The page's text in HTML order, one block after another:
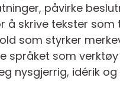
påvirke
skrive tekster
som styrker
språket som
nysgjerrig, idérik